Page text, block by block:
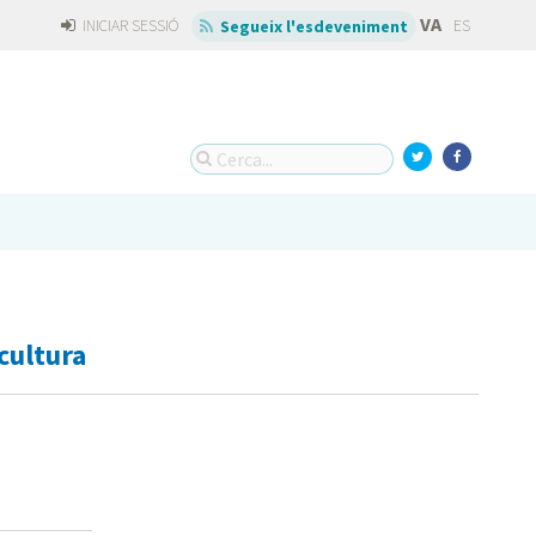
INICIAR SESSIÓ Segueix l'esdeveniment VA ES